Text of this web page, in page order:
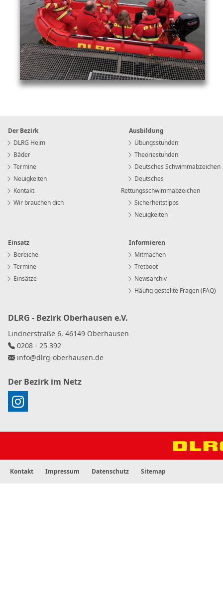
Der Bezirk
DLRG Heim
Bäder
Termine
Neuigkeiten
Kontakt
Wir brauchen dich
Ausbildung
Übungsstunden
Theoriestunden
Deutsches Schwimmabzeichen
Deutsches
Rettungsschwimmabzeichen
Sicherheitstipps
Neuigkeiten
Einsatz
Bereiche
Termine
Einsätze
Informieren
Mitmachen
Tretboot
Newsarchiv
Häufig gestellte Fragen (FAQ)
DLRG - Bezirk Oberhausen e.V.
Lindnerstraße 6, 46149 Oberhausen
0208 - 25 392
info@dlrg-oberhausen.de
Der Bezirk im Netz
Kontakt Impressum Datenschutz Sitemap